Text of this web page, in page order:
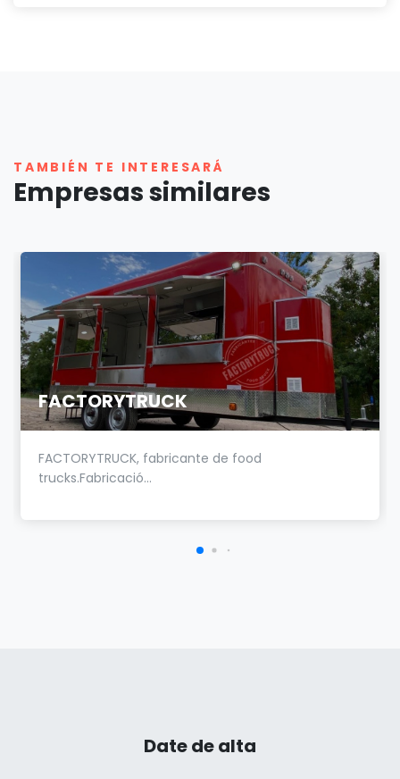
TAMBIÉN TE INTERESARÁ
Empresas similares
FACTORYTRUCK
FACTORYTRUCK, fabricante de food
trucks.Fabricació...
Date de alta